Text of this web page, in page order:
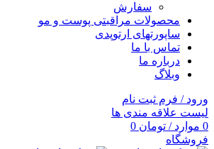
سفارش
محصولات مراقبتی پوست و مو
ساپورتهای ارتوپدی
تماس با ما
درباره ما
وبلاگ
ورود / فرم ثبت نام
لیست علاقه مندی ها
0 موارد / تومان
فروشگاه